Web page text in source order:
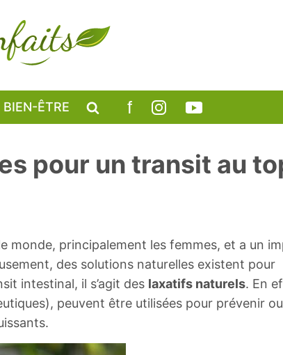
BIEN-ÊTRE
pour un transit au
monde, principalement les femmes, et a un
des solutions naturelles existent pour
intestinal, il s’agit des laxatifs naturels. En
peuvent être utilisées pour prévenir